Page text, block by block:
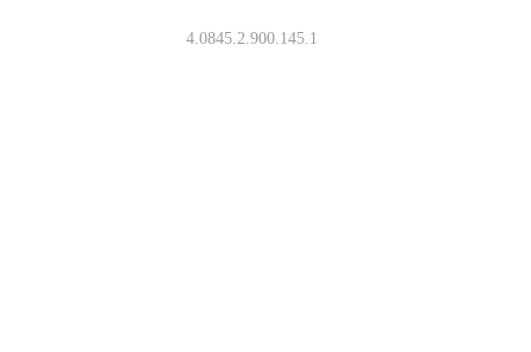
4.0845.2.900.145.1